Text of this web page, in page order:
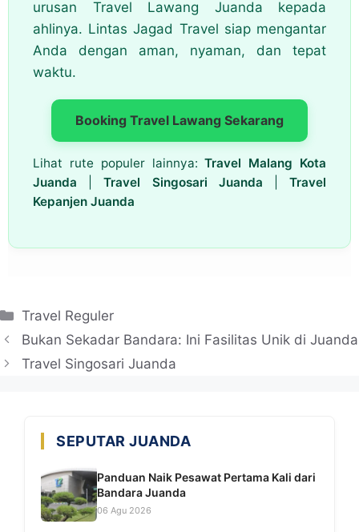
urusan Travel Lawang Juanda kepada
ahlinya. Lintas Jagad Travel siap mengantar
Anda dengan aman, nyaman, dan tepat
waktu.
Booking Travel Lawang Sekarang
Lihat rute populer lainnya:Travel Malang Kota
Juanda |Travel Singosari Juanda |Travel
Kepanjen Juanda
Kategori
Travel Reguler
Bukan Sekadar Bandara: Ini Fasilitas Unik di Juanda
Travel Singosari Juanda
SEPUTAR JUANDA
Panduan Naik Pesawat Pertama Kali dari
Bandara Juanda
06 Agu 2026